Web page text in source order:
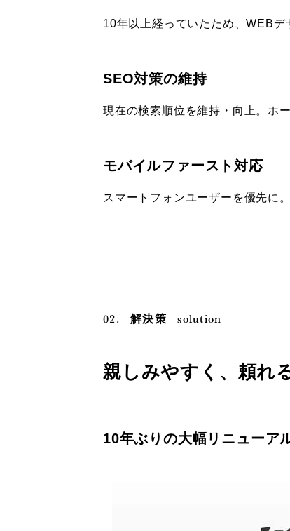
10年以上経っていたため、WEBデ
SEO対策の維持
現在の検索順位を維持・向上。ホ
モバイルファースト対応
スマートフォンユーザーを優先に
02. 解決策 solution
親しみやすく、頼れ
10年ぶりの大幅リニューア